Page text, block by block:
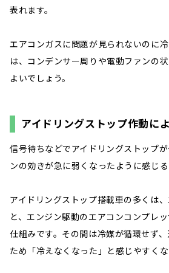
表れます。
エアコンガスに問題が見られないのに
は、コンデンサー周りや電動ファンの
よいでしょう。
アイドリングストップ作動に
信号待ちなどでアイドリングストップ
ンの効きが急に弱くなったように感じる
アイドリングストップ搭載車の多くは
と、エンジン駆動のエアコンコンプレ
仕組みです。その間は冷媒が循環せず
ため「冷えなくなった」と感じやすくな